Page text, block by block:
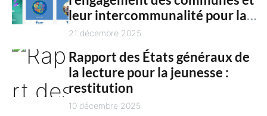
h
leur intercommunalité pour la
culture en 2025
21 décembre 2025
Rapport des États généraux de
la lecture pour la jeunesse :
restitution
10 décembre 2025